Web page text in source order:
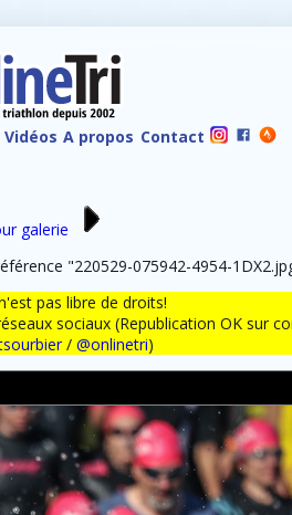
Vidéos A propos Contact
galerie
"220529-075942-4954-
pas libre de droits!
sociaux (Republication OK sur
/ @onlinetri)